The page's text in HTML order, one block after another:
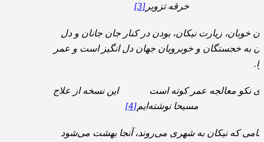
خرقه تزویر [3]
خوبان، زیارت نیکان، بودن در کنار جان جانان و دل
به خجستگان و خوبرویان جهان دل انگیز است و عمر
نکو معالجه عمر کوته است این نسخه از علاج
مسیحا نوشته‌ایم[4]
که نیکان به شهری می‌روند، آنجا بهشت می‌شود